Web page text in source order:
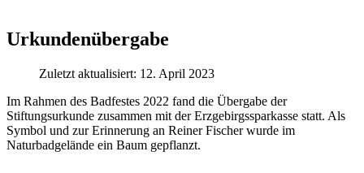
Urkundenübergabe
Zuletzt aktualisiert: 12. April 2023
Im Rahmen des Badfestes 2022 fand die Übergabe der
Stiftungsurkunde zusammen mit der Erzgebirgssparkasse statt. Als
Symbol und zur Erinnerung an Reiner Fischer wurde im
Naturbadgelände ein Baum gepflanzt.